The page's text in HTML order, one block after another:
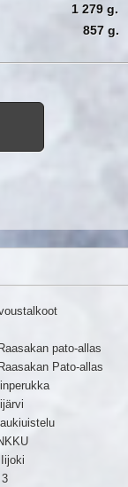
1 279 g.
857 g.
pato-allas
Pato-allas